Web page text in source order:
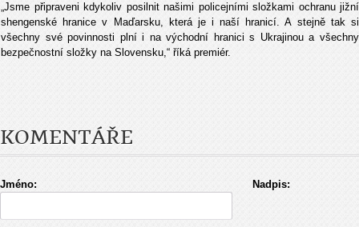
„Jsme připraveni kdykoliv posilnit našimi policejními složkami ochranu jižní
shengenské hranice v Maďarsku, která je i naší hranicí. A stejně tak si
všechny své povinnosti plní i na východní hranici s Ukrajinou a všechny
bezpečnostní složky na Slovensku,“ říká premiér.
KOMENTÁŘE
Jméno: Nadpis: